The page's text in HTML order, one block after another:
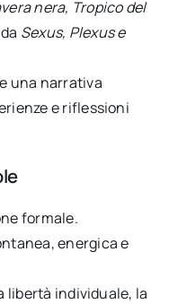
nera, Tropico del
Sexus, Plexus e
una narrativa
e riflessioni
formale.
energica e
libertà individuale, la